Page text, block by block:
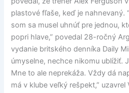
plastové fľaše, keď je nahnevaný.
som sa musel uhnúť pre jednou,
popri hlave,” povedal 28-ročný
vydanie britského denníka Daily
úmyselne, nechce nikomu ublížiť.
Mne to ale neprekáža. Vždy dá
má v klube veľký rešpekt,” uzavrel